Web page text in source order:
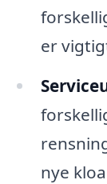
er
nye